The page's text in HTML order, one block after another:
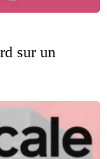
sur un